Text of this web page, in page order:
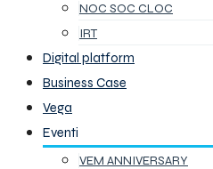
NOC SOC CLOC
IRT
Digital platform
Business Case
Vega
Eventi
VEM ANNIVERSARY